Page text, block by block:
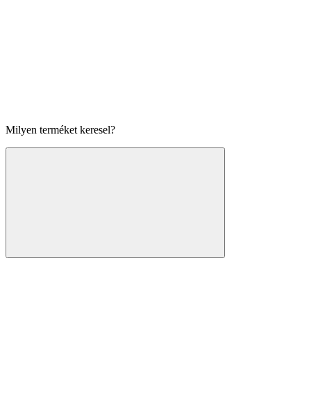
Milyen terméket keresel?